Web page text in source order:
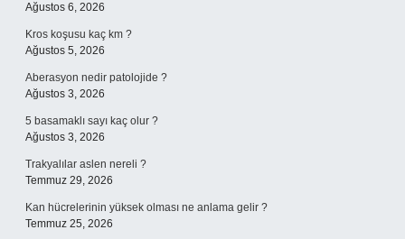
Ağustos 6, 2026
Kros koşusu kaç km ?
Ağustos 5, 2026
Aberasyon nedir patolojide ?
Ağustos 3, 2026
5 basamaklı sayı kaç olur ?
Ağustos 3, 2026
Trakyalılar aslen nereli ?
Temmuz 29, 2026
Kan hücrelerinin yüksek olması ne anlama gelir ?
Temmuz 25, 2026